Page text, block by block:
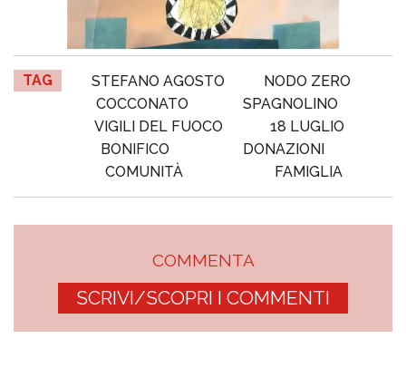
TAG STEFANO AGOSTO
NODO ZERO
COCCONATO
SPAGNOLINO
VIGILI DEL FUOCO
18 LUGLIO
BONIFICO
DONAZIONI
COMUNITÀ
FAMIGLIA
COMMENTA
SCRIVI/SCOPRI I COMMENTI